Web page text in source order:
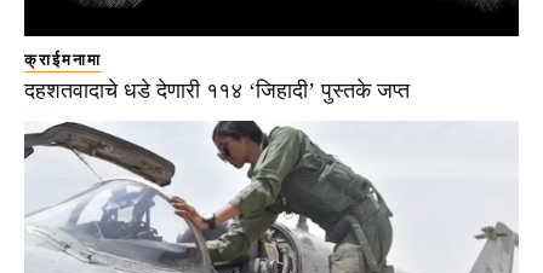
क्राईमनामा
दहशतवादाचे धडे देणारी ११४ ‘जिहादी’ पुस्तके जप्त